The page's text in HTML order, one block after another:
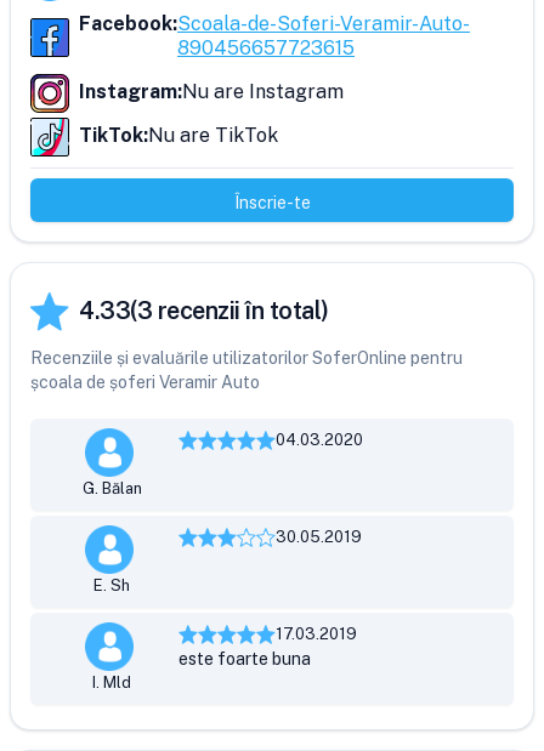
Facebook:Scoala-de-Soferi-Veramir-Auto-
890456657723615
Instagram:Nu are Instagram
TikTok:Nu are TikTok
Înscrie-te
4.33(3 recenzii în total)
Recenziile și evaluările utilizatorilor SoferOnline pentru
școala de șoferi Veramir Auto
G. Bălan
04.03.2020
E. Sh
30.05.2019
I. Mld
17.03.2019
este foarte buna